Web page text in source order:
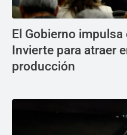
El Gobierno
Invierte para atraer
producción